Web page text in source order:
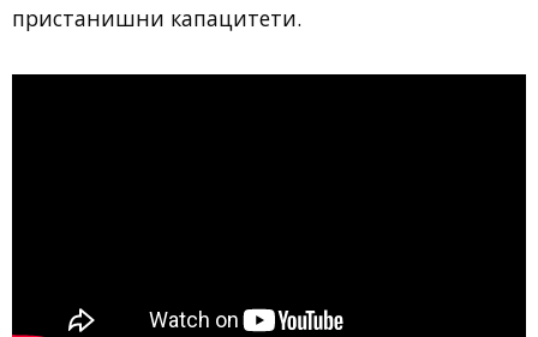
пристанишни капацитети.